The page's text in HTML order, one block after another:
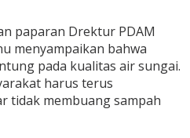
paparan Drektur PDAM
menyampaikan bahwa
pada kualitas air sungai.
harus terus
tidak membuang sampah